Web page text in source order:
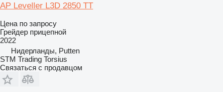
AP Leveller L3D 2850 TT
Цена по запросу
Грейдер прицепной
2022
Нидерланды, Putten
STM Trading Torsius
Связаться с продавцом